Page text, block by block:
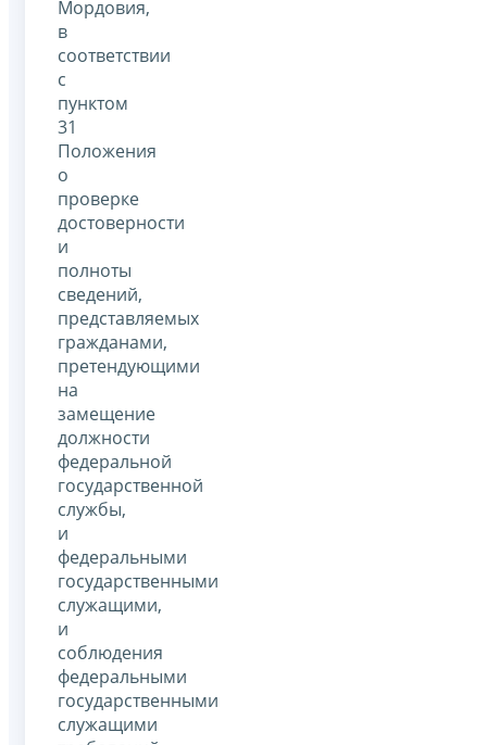
Мордовия,
в
соответствии
с
пунктом
31
Положения
о
проверке
достоверности
и
полноты
сведений,
представляемых
гражданами,
претендующими
на
замещение
должности
федеральной
государственной
службы,
и
федеральными
государственными
служащими,
и
соблюдения
федеральными
государственными
служащими